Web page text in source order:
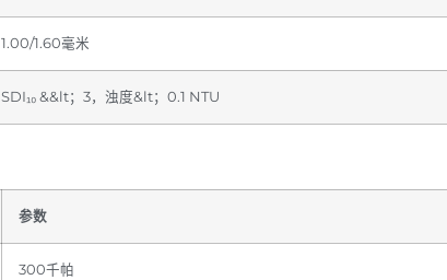
1.00/1.60毫米
SDI₁₀ &&lt；3，浊度&lt；0.1 NTU
参数
300千帕